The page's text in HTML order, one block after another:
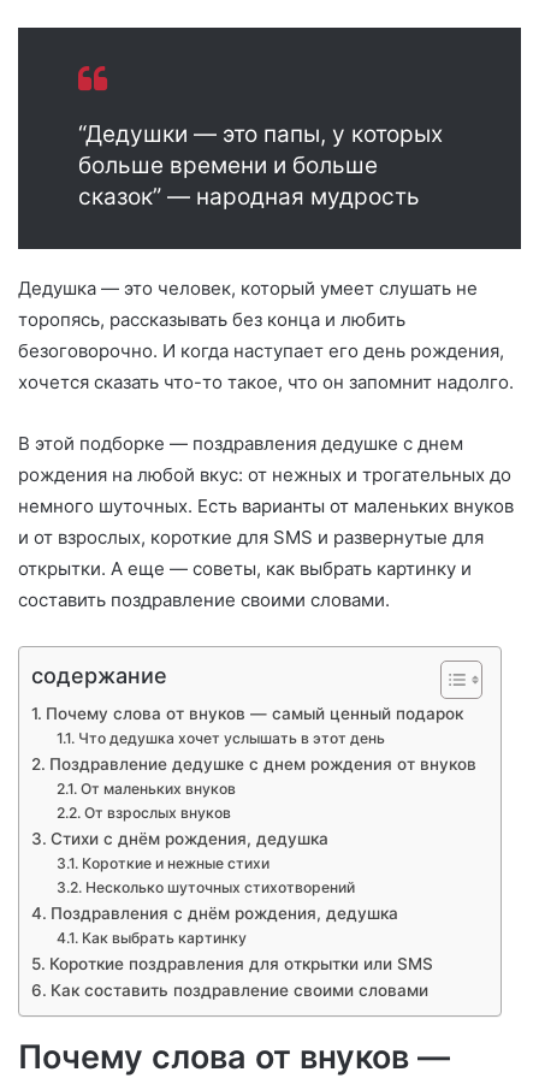
“Дедушки — это папы, у которых
больше времени и больше
сказок” — народная мудрость
Дедушка — это человек, который умеет слушать не
торопясь, рассказывать без конца и любить
безоговорочно. И когда наступает его день рождения,
хочется сказать что-то такое, что он запомнит надолго.
В этой подборке — поздравления дедушке с днем
рождения на любой вкус: от нежных и трогательных до
немного шуточных. Есть варианты от маленьких внуков
и от взрослых, короткие для SMS и развернутые для
открытки. А еще — советы, как выбрать картинку и
составить поздравление своими словами.
содержание
Почему слова от внуков — самый ценный подарок
Что дедушка хочет услышать в этот день
Поздравление дедушке с днем рождения от внуков
От маленьких внуков
От взрослых внуков
Стихи с днём рождения, дедушка
Короткие и нежные стихи
Несколько шуточных стихотворений
Поздравления с днём рождения, дедушка
Как выбрать картинку
Короткие поздравления для открытки или SMS
Как составить поздравление своими словами
Почему слова от внуков —